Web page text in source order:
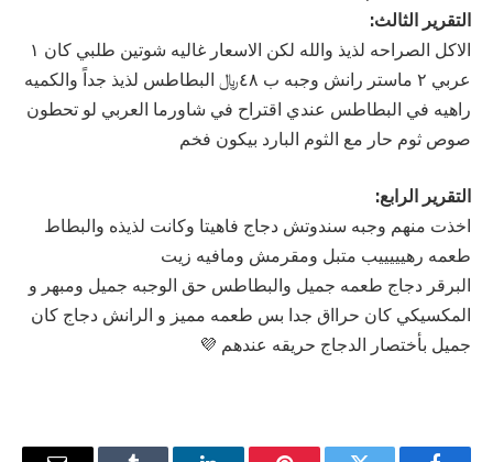
التقرير الثالث:
الاكل الصراحه لذيذ والله لكن الاسعار غاليه شوتين طلبي كان ١
عربي ٢ ماستر رانش وجبه ب ٤٨﷼ البطاطس لذيذ جداً والكميه
راهيه في البطاطس عندي اقتراح في شاورما العربي لو تحطون
صوص ثوم حار مع الثوم البارد بيكون فخم
التقرير الرابع:
اخذت منهم وجبه سندوتش دجاج فاهيتا وكانت لذيذه والبطاط
طعمه رهيييييب متبل ومقرمش ومافيه زيت
البرقر دجاج طعمه جميل والبطاطس حق الوجبه جميل ومبهر و
المكسيكي كان حرااق جدا بس طعمه مميز و الرانش دجاج كان
جميل بأختصار الدجاج حريقه عندهم 💜